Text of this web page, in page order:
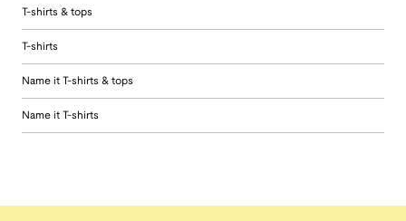
T-shirts & tops
T-shirts
Name it T-shirts & tops
Name it T-shirts